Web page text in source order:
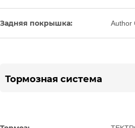
Задняя покрышка: Author
Тормозная система